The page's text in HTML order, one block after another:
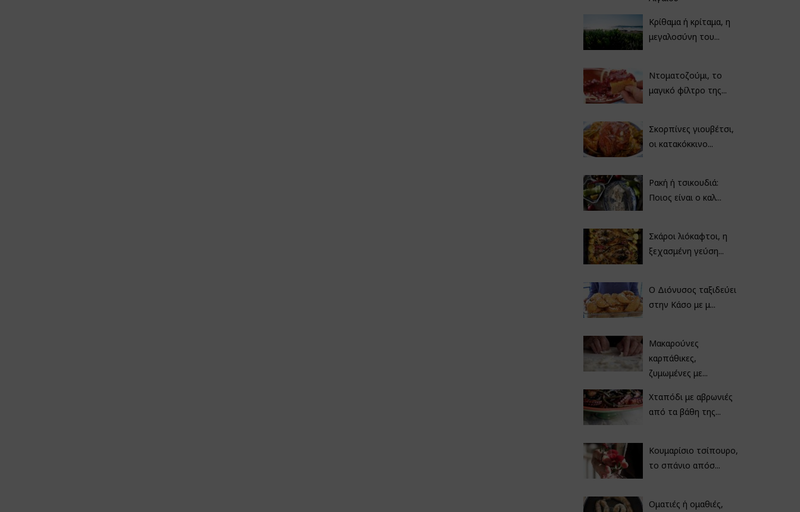
Κρίθαμα ή κρίταμα, η
μεγαλοσύνη του...
Ντοματοζούμι, το
μαγικό φίλτρο της...
Σκορπίνες γιουβέτσι,
οι κατακόκκινο...
Ρακή ή τσικουδιά:
Ποιος είναι ο καλ...
Σκάροι λιόκαφτοι, η
ξεχασμένη γεύση...
Ο Διόνυσος ταξιδεύει
στην Κάσο με μ...
Μακαρούνες
καρπάθικες,
ζυμωμένες με...
Χταπόδι με αβρωνιές
από τα βάθη της...
Κουμαρίσιο τσίπουρο,
το σπάνιο απόσ...
Οματιές ή ομαθιές,